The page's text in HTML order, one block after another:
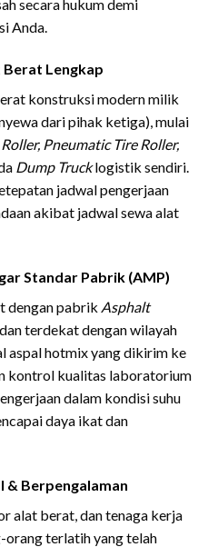
secara hukum demi
Anda.
Berat Lengkap
konstruksi modern milik
dari pihak ketiga), mulai
Pneumatic Tire Roller,
Dump Trucklogistik sendiri.
jadwal pengerjaan
akibat jadwal sewa alat
Standar Pabrik (AMP)
dengan pabrik Asphalt
terdekat dengan wilayah
aspal hotmix yang dikirim ke
kontrol kualitas laboratorium
dalam kondisi suhu
daya ikat dan
& Berpengalaman
alat berat, dan tenaga kerja
orang terlatih yang telah